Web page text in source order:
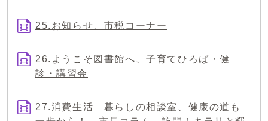
25.お知らせ、市税コーナー
26.ようこそ図書館へ、子育てひろば・健
診・講習会
27.消費生活 暮らしの相談室、健康の道も